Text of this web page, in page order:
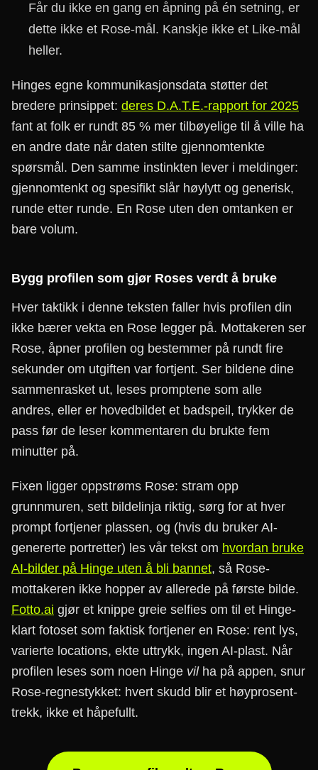
Får du ikke en gang en åpning på én setning, er
dette ikke et Rose-mål. Kanskje ikke et Like-mål
heller.
Hinges egne kommunikasjonsdata støtter det
bredere prinsippet: deres D.A.T.E.-rapport for 2025
fant at folk er rundt 85 % mer tilbøyelige til å ville ha
en andre date når daten stilte gjennomtenkte
spørsmål. Den samme instinkten lever i meldinger:
gjennomtenkt og spesifikt slår høylytt og generisk,
runde etter runde. En Rose uten den omtanken er
bare volum.
Bygg profilen som gjør Roses verdt å bruke
Hver taktikk i denne teksten faller hvis profilen din
ikke bærer vekta en Rose legger på. Mottakeren ser
Rose, åpner profilen og bestemmer på rundt fire
sekunder om utgiften var fortjent. Ser bildene dine
sammenrasket ut, leses promptene som alle
andres, eller er hovedbildet et badspeil, trykker de
pass før de leser kommentaren du brukte fem
minutter på.
Fixen ligger oppstrøms Rose: stram opp
grunnmuren, sett bildelinja riktig, sørg for at hver
prompt fortjener plassen, og (hvis du bruker AI-
genererte portretter) les vår tekst om hvordan bruke
AI-bilder på Hinge uten å bli bannet, så Rose-
mottakeren ikke hopper av allerede på første bilde.
Fotto.ai gjør et knippe greie selfies om til et Hinge-
klart fotoset som faktisk fortjener en Rose: rent lys,
varierte locations, ekte uttrykk, ingen AI-plast. Når
profilen leses som noen Hinge vilha på appen, snur
Rose-regnestykket: hvert skudd blir et høyprosent-
trekk, ikke et håpefullt.